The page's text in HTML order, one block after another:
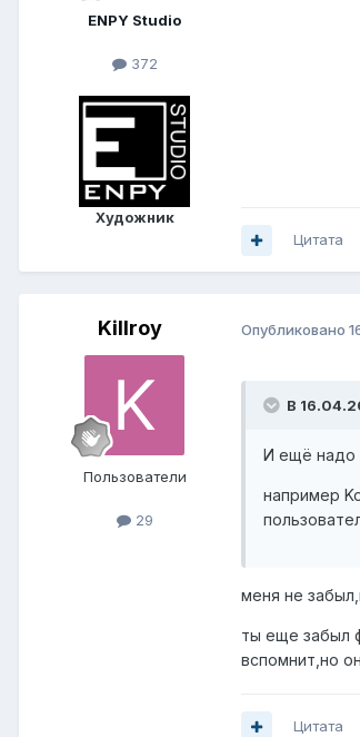
ENPY Studio
372
Художник
Цитата
Killroy
Пользователи
29
Опубликовано
В
И ещё надо
например
меня не
ты еще забыл
вспомнит,но
Цитата